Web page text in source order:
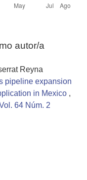
autor/a
Reyna
pipeline expansion
in Mexico ,
64 Núm. 2